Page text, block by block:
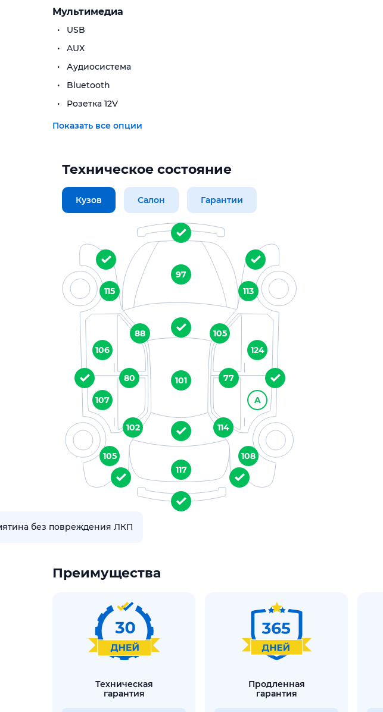
Мультимедиа
USB
AUX
Аудиосистема
Bluetooth
Розетка 12V
Показать все опции
Техническое состояние
Кузов Салон Гарантии
97
101
117
115
88
106
80
107
102
105
113
105
124
77
A
114
108
без повреждения ЛКП
Преимущества
техническая
гарантия
продленная
гарантия